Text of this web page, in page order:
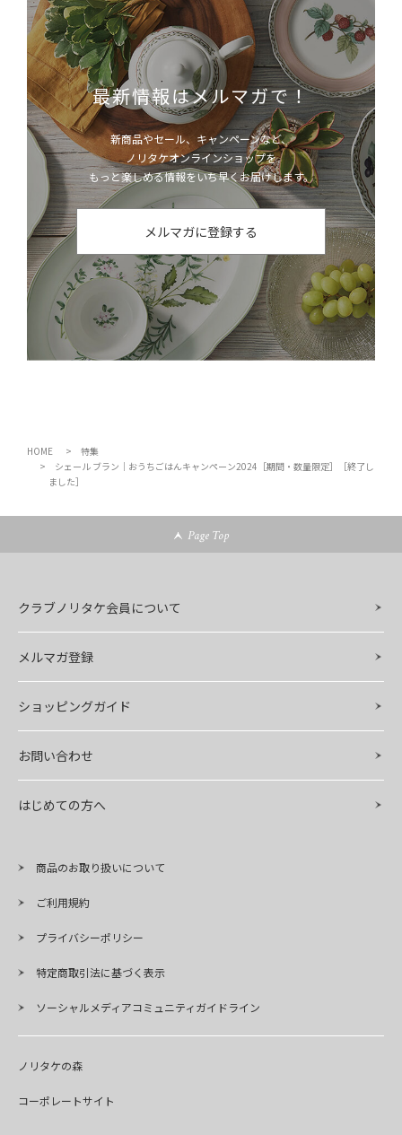
最新情報はメルマガで！
新商品やセール、キャンペーンなど、
ノリタケオンラインショップを
もっと楽しめる情報をいち早くお届けします。
メルマガに登録する
HOME
特集
シェール ブラン｜おうちごはんキャンペーン2024［期間・数量限定］［終了し
ました］
Page Top
クラブノリタケ会員について
メルマガ登録
ショッピングガイド
お問い合わせ
はじめての方へ
商品のお取り扱いについて
ご利用規約
プライバシーポリシー
特定商取引法に基づく表示
ソーシャルメディアコミュニティガイドライン
ノリタケの森
コーポレートサイト